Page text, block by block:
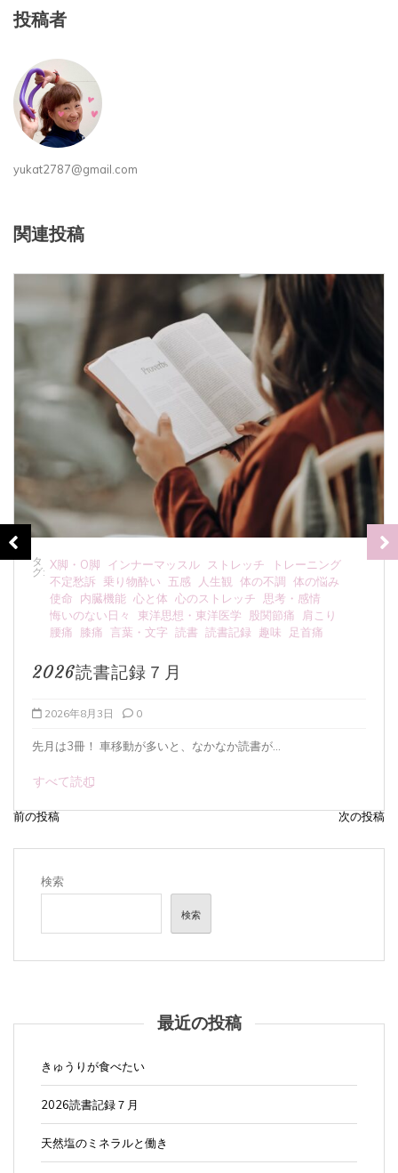
投稿者
yukat2787@gmail.com
関連投稿
トレーニング
不調
体の悩み
思考・感情
肩こり
足首痛
タ
グ:
むくみ アーシング メンタルの不調
人生観
人間関係 体の不調
内臓機能 冷え症 医療・介護
心と体 悔いのない日々 気血
食養生
海水塩(天然塩)と人間の体液のミネラルバ
投
稿
ー
前の投稿 次の投稿
検索
検索
最近の投稿
きゅうりが食べたい
2026読書記録７月
天然塩のミネラルと働き